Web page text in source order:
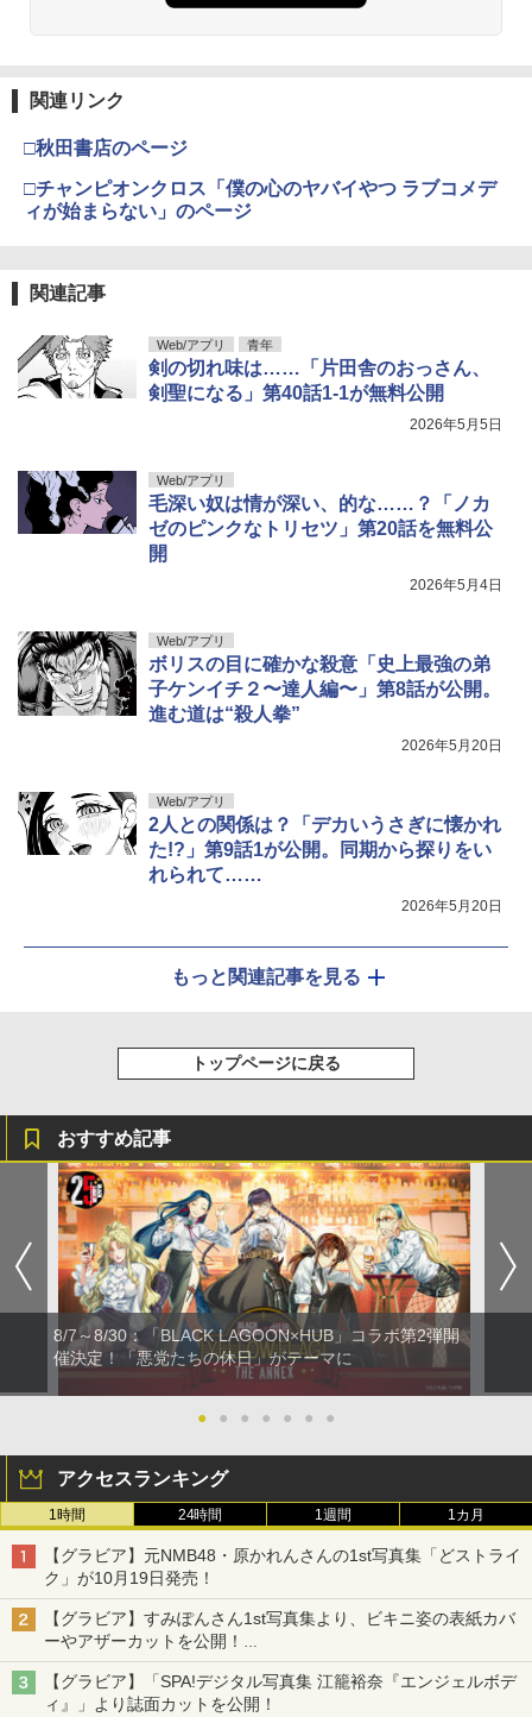
関連リンク
□秋田書店のページ
□チャンピオンクロス「僕の心のヤバイやつ ラブコメデ
ィが始まらない」のページ
関連記事
Web/アプリ 青年
剣の切れ味は……「片田舎のおっさん、
剣聖になる」第40話1-1が無料公開
2026年5月5日
Web/アプリ
毛深い奴は情が深い、的な……？「ノカ
ゼのピンクなトリセツ」第20話を無料公
開
2026年5月4日
Web/アプリ
ボリスの目に確かな殺意「史上最強の弟
子ケンイチ２〜達人編〜」第8話が公開。
進む道は“殺人拳”
2026年5月20日
Web/アプリ
2人との関係は？「デカいうさぎに懐かれ
た!?」第9話1が公開。同期から探りをい
れられて……
2026年5月20日
もっと関連記事を見る
トップページに戻る
おすすめ記事
8/7～8/30：「BLACK LAGOON×HUB」コラボ第2弾開
催決定！「悪党たちの休日」がテーマに
● ● ● ● ● ● ●
アクセスランキング
1時間 24時間 1週間 1カ月
【グラビア】元NMB48・原かれんさんの1st写真集「どストライ
ク」が10月19日発売！
【グラビア】すみぽんさん1st写真集より、ビキニ姿の表紙カバ
ーやアザーカットを公開！
タイトルは「offcourt（オフコート）」に決定
【グラビア】「SPA!デジタル写真集 江籠裕奈『エンジェルボデ
ィ』」より誌面カットを公開！